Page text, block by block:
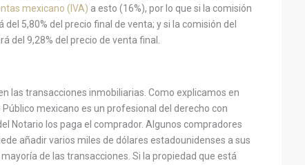
mexicano (IVA) a esto (16%), por lo que si la comisión
5,80% del precio final de venta; y si la comisión del
del 9,28% del precio de venta final.
las transacciones inmobiliarias. Como explicamos en
Público mexicano es un profesional del derecho con
Notario los paga el comprador. Algunos compradores
añadir varios miles de dólares estadounidenses a sus
de las transacciones. Si la propiedad que está